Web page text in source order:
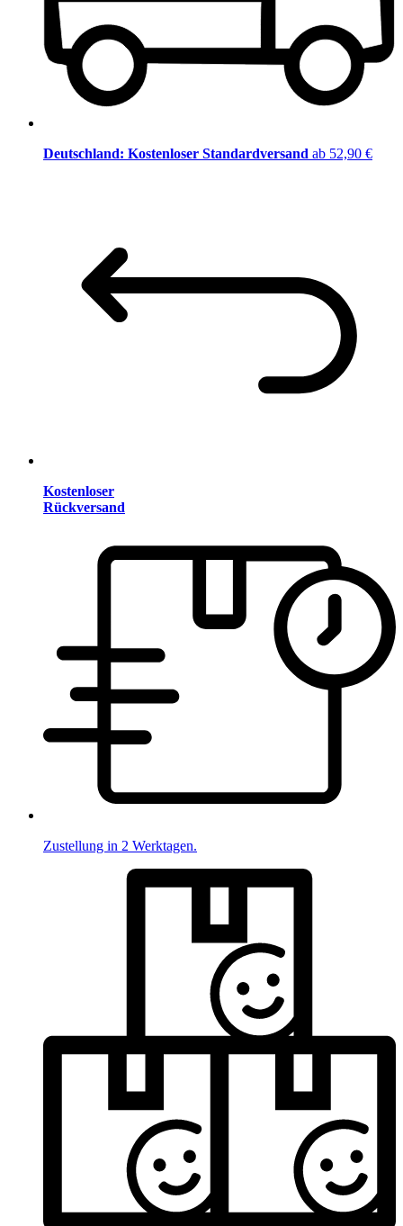
Deutschland: Kostenloser Standardversand ab 52,90 €
Kostenloser
Rückversand
Zustellung in 2 Werktagen.